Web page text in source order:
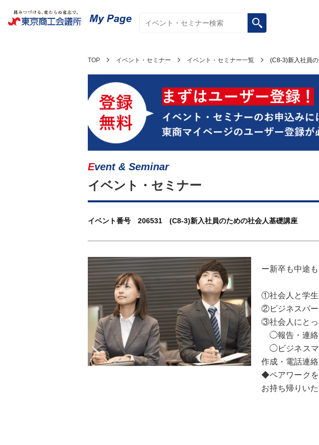
TOP イベント・セミナー イベント・セミナー一覧 (C8-3)新入社員
Event & Seminar
イベント・セミナー
イベント番号 206531 (C8-3)新入社員のための社会人基礎講座
ー新卒も中途
①社会人と学生
②ビジネスパー
③社会人にとっ
◯報告・連絡
◯ビジネスマ
作成・電話連絡
◆ペアワークを
お持ち帰りいた